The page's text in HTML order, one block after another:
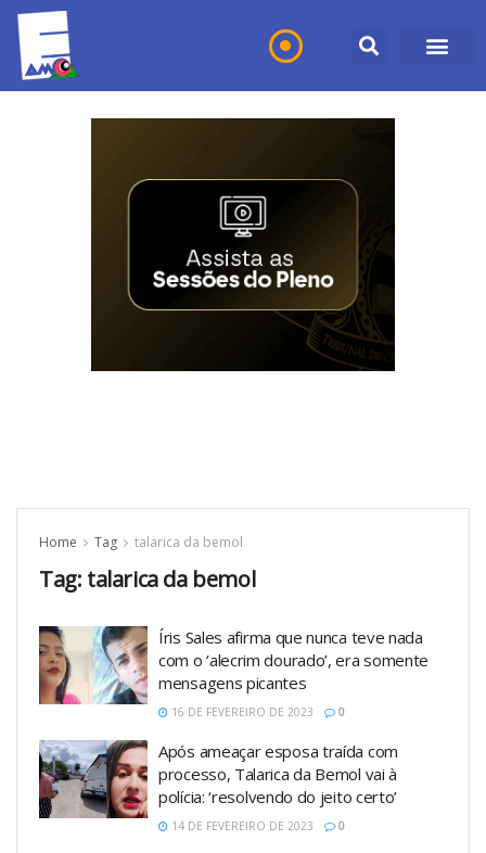
Home Tag talarica da bemol
Tag: talarica da bemol
Íris Sales afirma que nunca teve nada
com o ‘alecrim dourado’, era somente
mensagens picantes
16 DE FEVEREIRO DE 2023 0
Após ameaçar esposa traída com
processo, Talarica da Bemol vai à
polícia: ‘resolvendo do jeito certo’
14 DE FEVEREIRO DE 2023 0